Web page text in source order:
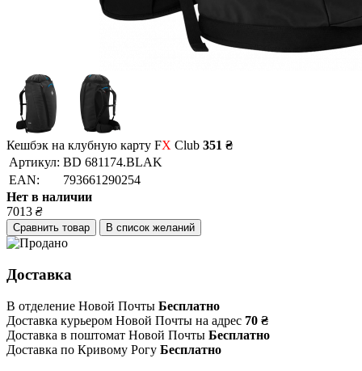
Кешбэк на клубную карту FX Club 351 ₴
Артикул: BD 681174.BLAK
EAN:
793661290254
Нет в наличии
7013 ₴
Сравнить товар В список желаний
Доставка
В отделение Новой Почты Бесплатно
Доставка курьером Новой Почты на адрес 70 ₴
Доставка в поштомат Новой Почты Бесплатно
Доставка по Кривому Рогу Бесплатно